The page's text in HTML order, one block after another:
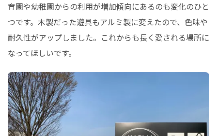
育園や幼稚園からの利用が増加傾向にあるのも変化のひと
つです。木製だった遊具もアルミ製に変えたので、色味や
耐久性がアップしました。これからも長く愛される場所に
なってほしいです。